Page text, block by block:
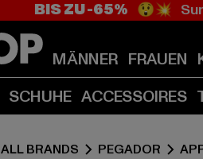
BIS ZU -65% 😲💥
MÄNNER FRAUEN
SCHUHE ACCESSOIRES
ALL BRANDS PEGADOR